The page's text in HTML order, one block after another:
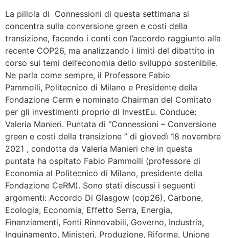
Fondazione CERM
Fondazione CERM – Idee
La pillola di Connessioni di questa settimana si
concentra sulla conversione green e costi della
transizione, facendo i conti con l’accordo raggiunto alla
recente COP26, ma analizzando i limiti del dibattito in
corso sui temi dell’economia dello sviluppo sostenibile.
Ne parla come sempre, il Professore Fabio
Pammolli, Politecnico di Milano e Presidente della
Fondazione Cerm e nominato Chairman del Comitato
per gli investimenti proprio di InvestEu. Conduce:
Valeria Manieri. Puntata di “Connessioni – Conversione
green e costi della transizione ” di giovedì 18 novembre
2021 , condotta da Valeria Manieri che in questa
puntata ha ospitato Fabio Pammolli (professore di
Economia al Politecnico di Milano, presidente della
Fondazione CeRM). Sono stati discussi i seguenti
argomenti: Accordo Di Glasgow (cop26), Carbone,
Ecologia, Economia, Effetto Serra, Energia,
Finanziamenti, Fonti Rinnovabili, Governo, Industria,
Inquinamento, Ministeri, Produzione, Riforme, Unione